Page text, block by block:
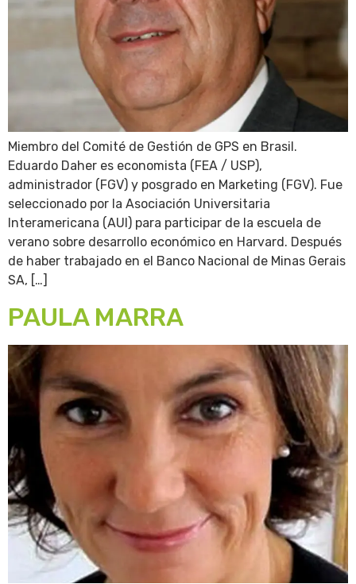
Miembro del Comité de Gestión de GPS en Brasil.
Eduardo Daher es economista (FEA / USP),
administrador (FGV) y posgrado en Marketing (FGV). Fue
seleccionado por la Asociación Universitaria
Interamericana (AUI) para participar de la escuela de
verano sobre desarrollo económico en Harvard. Después
de haber trabajado en el Banco Nacional de Minas Gerais
SA, […]
PAULA MARRA